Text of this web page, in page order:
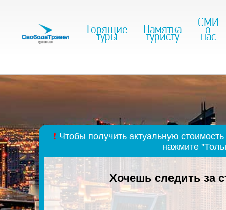
Горящие
туры Памятка
туристу
СМИ
о
нас
❗ Чтобы получить актуальную
нажмите
Хочешь следить за